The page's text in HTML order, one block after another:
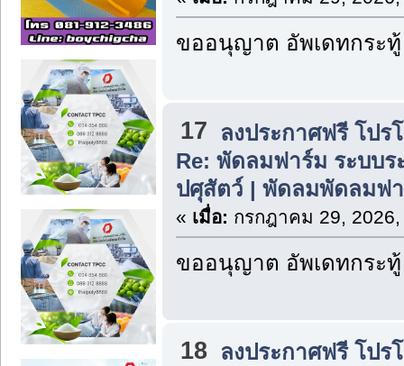
ขออนุญาต อัพเดทกระทู้
17
ลงประกาศฟรี โป
Re: พัดลมฟาร์ม ระบบ
ปศุสัตว์ | พัดลมพัดลมฟ
« เมื่อ: กรกฎาคม 29,
ขออนุญาต อัพเดทกระทู้
18 ลงประกาศฟรี โป